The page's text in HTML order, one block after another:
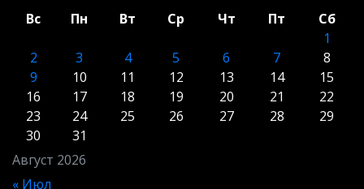
Август 2026
Вс Пн Вт Ср Чт Пт
Сб
1
2
3 4 5 6 7
8
9
10 11 12 13 14
15
16
17 18 19 20 21
22
23
24 25 26 27 28
29
30
31
« Июл